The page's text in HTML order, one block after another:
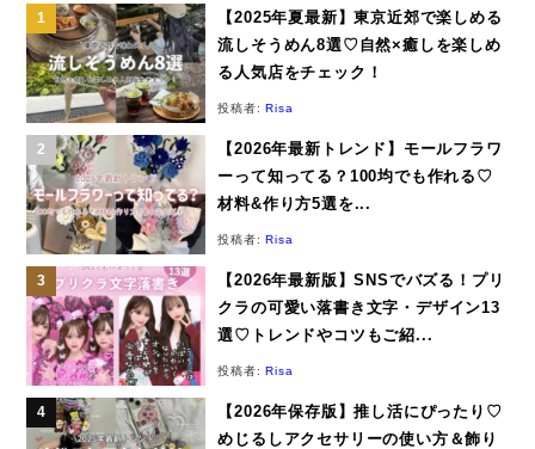
【2025年夏最新】東京近郊で楽しめる
流しそうめん8選♡自然×癒しを楽しめ
る人気店をチェック！
投稿者:Risa
【2026年最新トレンド】モールフラワ
ーって知ってる？100均でも作れる♡
材料&作り方5選を...
投稿者:Risa
【2026年最新版】SNSでバズる！プリ
クラの可愛い落書き文字・デザイン13
選♡トレンドやコツもご紹...
投稿者:Risa
【2026年保存版】推し活にぴったり♡
めじるしアクセサリーの使い方＆飾り